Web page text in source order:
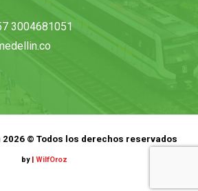
3004681051
2026 © Todos los derechos reservados
by| WilfOroz